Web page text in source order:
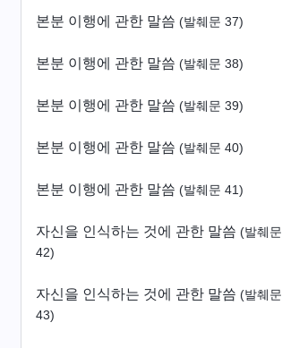
본분 이행에 관한 말씀 (발췌문 37)
본분 이행에 관한 말씀 (발췌문 38)
본분 이행에 관한 말씀 (발췌문 39)
본분 이행에 관한 말씀 (발췌문 40)
본분 이행에 관한 말씀 (발췌문 41)
자신을 인식하는 것에 관한 말씀 (발췌문
42)
자신을 인식하는 것에 관한 말씀 (발췌문
43)